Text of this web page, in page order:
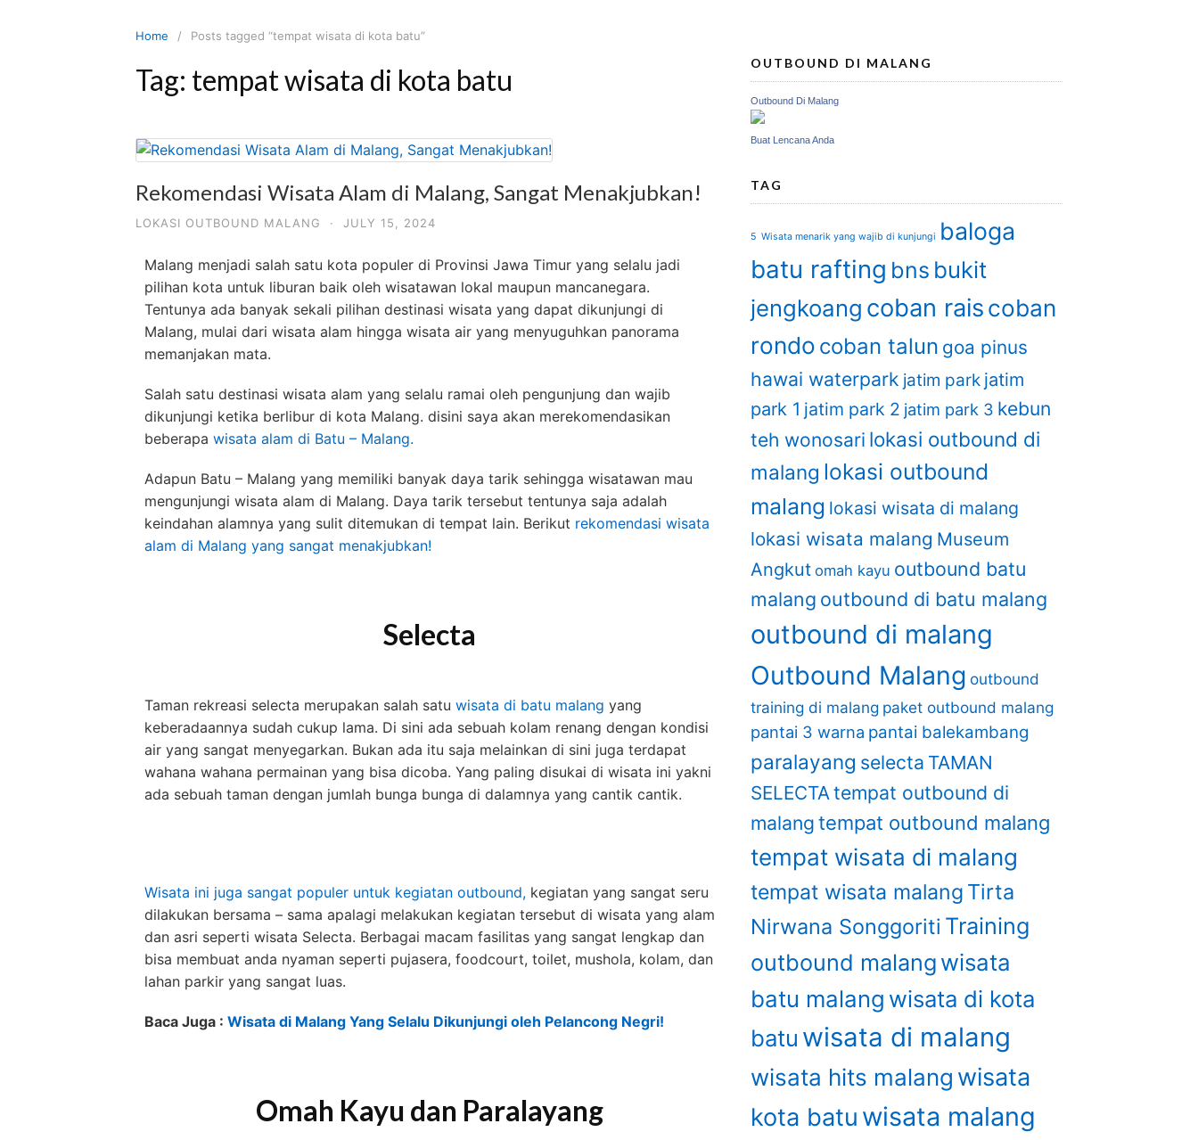
Home Posts tagged “tempat wisata di kota batu”
Tag: tempat wisata di kota batu
Rekomendasi Wisata Alam di Malang, Sangat Menakjubkan!
LOKASI OUTBOUND MALANG · JULY 15, 2024
Malang menjadi salah satu kota populer di Provinsi Jawa Timur yang selalu jadi
pilihan kota untuk liburan baik oleh wisatawan lokal maupun mancanegara.
Tentunya ada banyak sekali pilihan destinasi wisata yang dapat dikunjungi di
Malang, mulai dari wisata alam hingga wisata air yang menyuguhkan panorama
memanjakan mata.
Salah satu destinasi wisata alam yang selalu ramai oleh pengunjung dan wajib
dikunjungi ketika berlibur di kota Malang. disini saya akan merekomendasikan
beberapa wisata alam di Batu – Malang.
Adapun Batu – Malang yang memiliki banyak daya tarik sehingga wisatawan mau
mengunjungi wisata alam di Malang. Daya tarik tersebut tentunya saja adalah
keindahan alamnya yang sulit ditemukan di tempat lain. Berikut rekomendasi wisata
alam di Malang yang sangat menakjubkan!
Selecta
Taman rekreasi selecta merupakan salah satu wisata di batu malang yang
keberadaannya sudah cukup lama. Di sini ada sebuah kolam renang dengan kondisi
air yang sangat menyegarkan. Bukan ada itu saja melainkan di sini juga terdapat
wahana wahana permainan yang bisa dicoba. Yang paling disukai di wisata ini yakni
ada sebuah taman dengan jumlah bunga bunga di dalamnya yang cantik cantik.
Wisata ini juga sangat populer untuk kegiatan outbound, kegiatan yang sangat seru
dilakukan bersama – sama apalagi melakukan kegiatan tersebut di wisata yang alam
dan asri seperti wisata Selecta. Berbagai macam fasilitas yang sangat lengkap dan
bisa membuat anda nyaman seperti pujasera, foodcourt, toilet, mushola, kolam, dan
lahan parkir yang sangat luas.
Baca Juga : Wisata di Malang Yang Selalu Dikunjungi oleh Pelancong Negri!
Omah Kayu dan Paralayang
OUTBOUND DI MALANG
Outbound Di Malang
Buat Lencana Anda
TAG
5 Wisata menarik yang wajib di kunjungi baloga
batu rafting bns bukit
jengkoang coban raiscoban
rondo coban talun goa pinus
hawai waterpark jatim park jatim
park 1 jatim park 2 jatim park 3 kebun
teh wonosari lokasi outbound di
malang lokasi outbound
malang lokasi wisata di malang
lokasi wisata malang Museum
Angkut omah kayu outbound batu
malang outbound di batu malang
outbound di malang
Outbound Malang outbound
training di malang paket outbound malang
pantai 3 warna pantai balekambang
paralayang selecta TAMAN
SELECTAtempat outbound di
malang tempat outbound malang
tempat wisata di malang
tempat wisata malang Tirta
Nirwana Songgoriti Training
outbound malang wisata
batu malang wisata di kota
batu wisata di malang
wisata hits malang wisata
kota batu wisata malang